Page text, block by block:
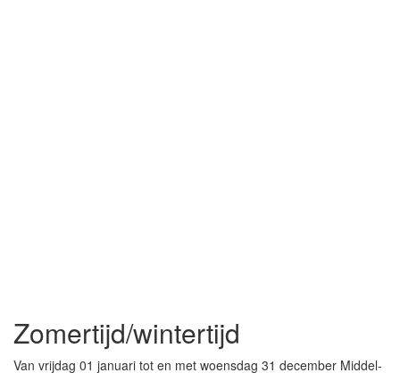
Zomertijd/wintertijd
Van vrijdag 01 januari tot en met woensdag 31 december Middel-